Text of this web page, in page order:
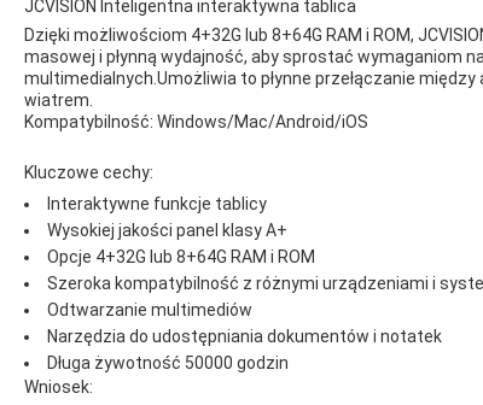
JCVISION Inteligentna interaktywna tablica
Dzięki możliwościom 4+32G lub 8+64G RAM i ROM,
masowej i płynną wydajność, aby sprostać wymaganiom
multimedialnych.Umożliwia to płynne przełączanie
wiatrem.
Kompatybilność: Windows/Mac/Android/iOS
Kluczowe cechy:
Interaktywne funkcje tablicy
Wysokiej jakości panel klasy A+
Opcje 4+32G lub 8+64G RAM i ROM
Szeroka kompatybilność z różnymi urządzeniami i
Odtwarzanie multimediów
Narzędzia do udostępniania dokumentów i notatek
Długa żywotność 50000 godzin
Wniosek: